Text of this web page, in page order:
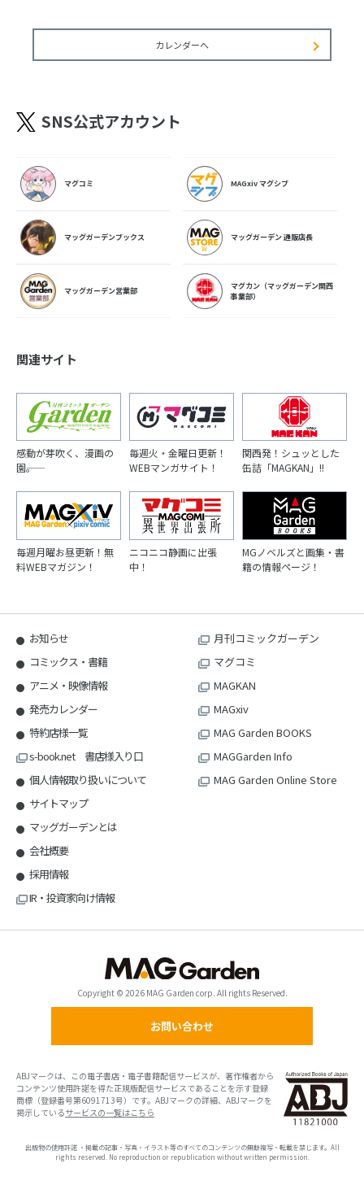
カレンダーへ
SNS公式アカウント
マグコミ MAGxiv マグシブ
マッグガーデンブックス マッグガーデン 通販店長
マッグガーデン営業部
マグカン（マッグガーデン関西
事業部）
関連サイト
感動が芽吹く、漫画の
園――。
毎週火・金曜日更新！
WEBマンガサイト！
関西発！シュッとした
缶詰「MAGKAN」!!
毎週月曜お昼更新！無
料WEBマガジン！
ニコニコ静画に出張
中！
MGノベルズと画集・書
籍の情報ページ！
お知らせ
コミックス・書籍
アニメ・映像情報
発売カレンダー
特約店様一覧
s-book.net 書店様入り口
個人情報取り扱いについて
サイトマップ
マッグガーデンとは
会社概要
採用情報
IR・投資家向け情報
月刊コミックガーデン
マグコミ
MAGKAN
MAGxiv
MAG Garden BOOKS
MAGGarden Info
MAG Garden Online Store
Copyright © 2026 MAG Garden corp. All rights Reserved.
お問い合わせ
ABJマークは、この電子書店・電子書籍配信サービスが、著作権者から
コンテンツ使用許諾を得た正規版配信サービスであることを示す登録
商標（登録番号第6091713号）です。ABJマークの詳細、ABJマークを
掲示しているサービスの一覧はこちら
出版物の使用許諾 ・掲載の記事・写真・イラスト等のすべてのコンテンツの無断複写・転載を禁じます。All
rights reserved. No reproduction or republication without written permission.